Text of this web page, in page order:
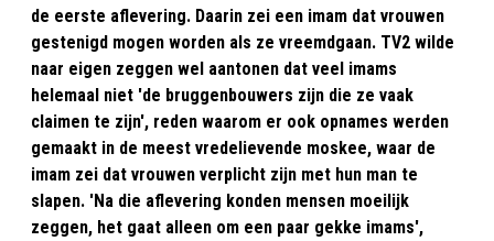
de eerste aflevering. Daarin zei een imam dat vrouwen
gestenigd mogen worden als ze vreemdgaan. TV2 wilde
naar eigen zeggen wel aantonen dat veel imams
helemaal niet 'de bruggenbouwers zijn die ze vaak
claimen te zijn', reden waarom er ook opnames werden
gemaakt in de meest vredelievende moskee, waar de
imam zei dat vrouwen verplicht zijn met hun man te
slapen. 'Na die aflevering konden mensen moeilijk
zeggen, het gaat alleen om een paar gekke imams',